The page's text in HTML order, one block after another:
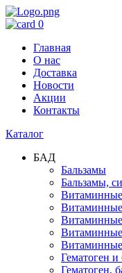
0
Главная
О нас
Доставка
Новости
Акции
Контакты
Каталог
БАД
Бальзамы
Бальзамы,
Витаминные
Витаминные
Гематоген и
Гематоген,